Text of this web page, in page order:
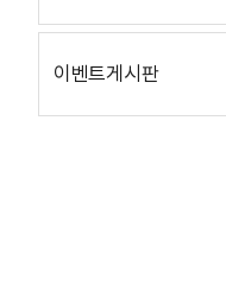
이벤트게시판